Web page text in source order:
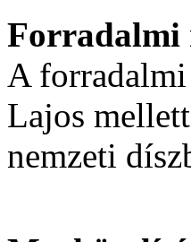
Forradalmi
A
Lajos
nemzeti